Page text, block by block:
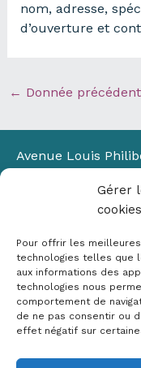
Gérer
cookies
Pour offrir les
technologies telles que
aux informations des
technologies nous
comportement de
de ne pas consentir ou
effet négatif sur
nom, adresse,
d’ouverture et
← Donnée précédent
Avenue Louis
Bâtiment Laennec
13100 Aix-en-
✉ contact@crige-